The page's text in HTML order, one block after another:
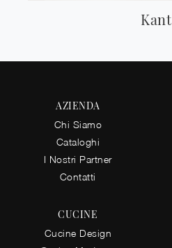
Kant
AZIENDA
Chi Siamo
Cataloghi
I Nostri Partner
Contatti
CUCINE
Cucine Design